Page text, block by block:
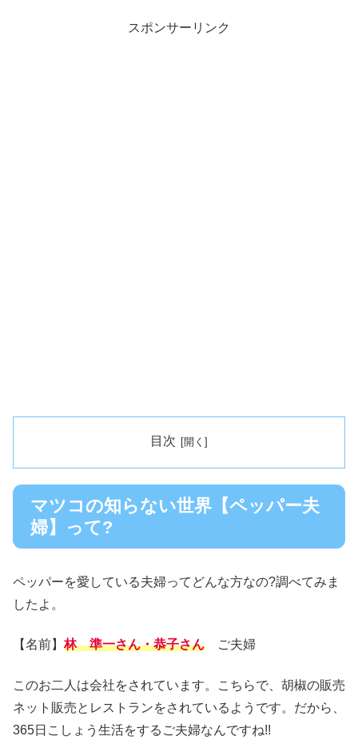
スポンサーリンク
目次
マツコの知らない世界【ペッパー夫
婦】って?
ペッパーを愛している夫婦ってどんな方なの?調べてみま
したよ。
【名前】林 準一さん・恭子さん ご夫婦
このお二人は会社をされています。こちらで、胡椒の販売
ネット販売とレストランをされているようです。だから、
365日こしょう生活をするご夫婦なんですね!!